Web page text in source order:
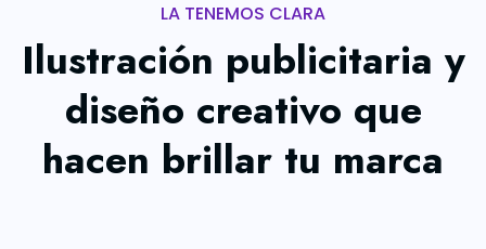
LA TENEMOS CLARA
Ilustración publicitaria y
diseño creativo que
hacen brillar tu marca